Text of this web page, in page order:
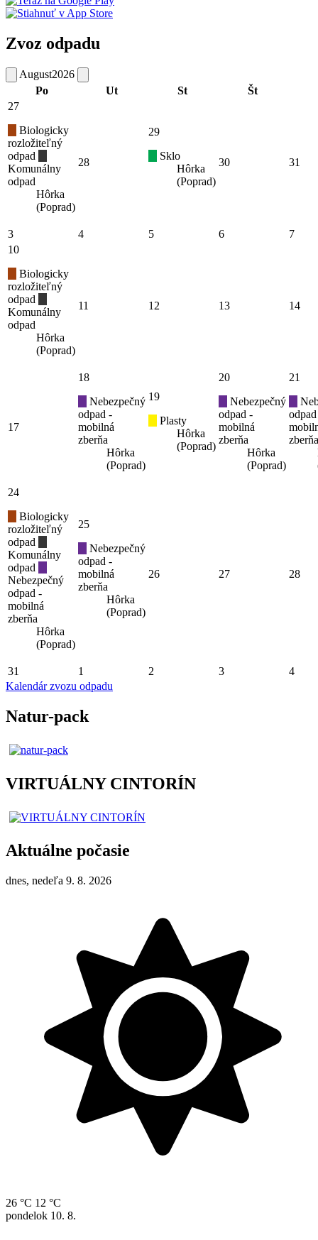
Zvoz odpadu
August2026
Po
Ut St Št
27
Biologicky
rozložiteľný
odpad
Komunálny
odpad
Hôrka
(Poprad)
28
29
Sklo
Hôrka
(Poprad)
30 31
3 4 5 6
7
10
Biologicky
rozložiteľný
odpad
Komunálny
odpad
Hôrka
(Poprad)
11 12 13 14
17
18
Nebezpečný
odpad -
mobilná
zberňa
Hôrka
(Poprad)
19
Plasty
Hôrka
(Poprad)
20
Nebezpečný
odpad -
mobilná
zberňa
Hôrka
(Poprad)
21
zberňa
24
Biologicky
rozložiteľný
odpad
Komunálny
odpad
Nebezpečný
odpad -
mobilná
zberňa
Hôrka
(Poprad)
25
Nebezpečný
odpad -
mobilná
zberňa
Hôrka
(Poprad)
26 27 28
31 1 2 3
4
Kalendár zvozu odpadu
Natur-pack
VIRTUÁLNY CINTORÍN
Aktuálne počasie
dnes, nedeľa 9. 8. 2026
26 °C 12 °C
pondelok 10. 8.